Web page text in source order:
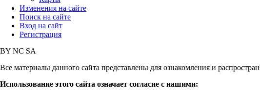
Изменения на сайте
Поиск на сайте
Вход на сайт
Регистрация
BY NC SA
Все материалы данного сайта представлены для ознакомления и
Использование этого сайта означает согласие с нашими: